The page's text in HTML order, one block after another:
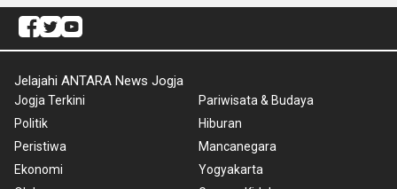
Jelajahi ANTARA News Jogja
Jogja Terkini
Politik
Peristiwa
Ekonomi
Pariwisata & Budaya
Hiburan
Mancanegara
Yogyakarta